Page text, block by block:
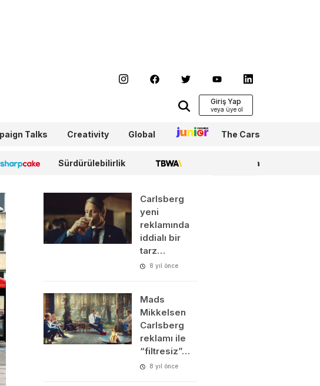
Giriş Yap
Talks Creativity Global Junior The Cars
Sürdürülebilirlik TBWA WPP Media
Carlsberg
yeni
reklamında
iddialı bir
tarz…
8 yıl önce
Mads
Mikkelsen
Carlsberg
reklamı ile
“filtresiz”…
8 yıl önce